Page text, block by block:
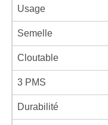
Usage
Semelle
Cloutable
3 PMS
Durabilité